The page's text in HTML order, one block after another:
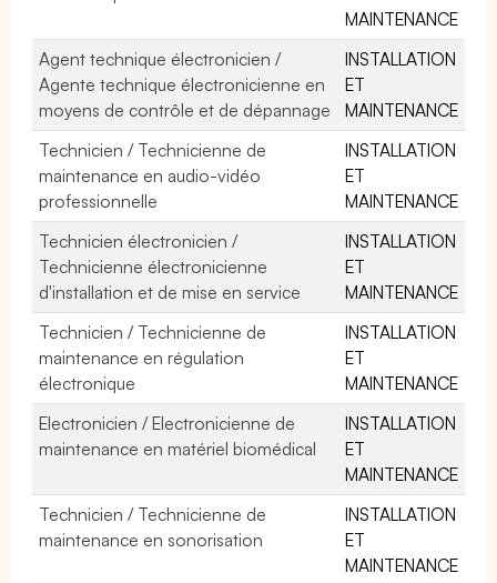
MAINTENANCE
Agent technique électronicien /
Agente technique électronicienne en
moyens de contrôle et de dépannage
INSTALLATION
ET
MAINTENANCE
Technicien / Technicienne de
maintenance en audio-vidéo
professionnelle
INSTALLATION
ET
MAINTENANCE
Technicien électronicien /
Technicienne électronicienne
d'installation et de mise en service
INSTALLATION
ET
MAINTENANCE
Technicien / Technicienne de
maintenance en régulation
électronique
INSTALLATION
ET
MAINTENANCE
Electronicien / Electronicienne de
maintenance en matériel biomédical
INSTALLATION
ET
MAINTENANCE
Technicien / Technicienne de
maintenance en sonorisation
INSTALLATION
ET
MAINTENANCE